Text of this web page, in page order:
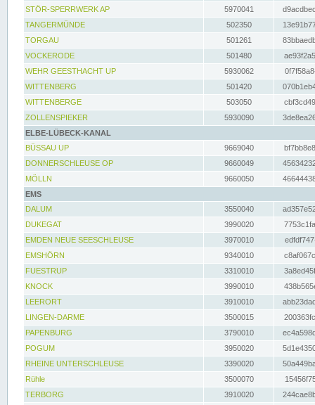
STÖR-SPERRWERK AP 5970041
TANGERMÜNDE
502350
TORGAU
501261
VOCKERODE
501480
WEHR GEESTHACHT UP
5930062
WITTENBERG
501420
WITTENBERGE
503050
ZOLLENSPIEKER
5930090
ELBE-LÜBECK-KANAL
BÜSSAU UP
9669040
DONNERSCHLEUSE OP
9660049
MÖLLN
9660050
EMS
DALUM
3550040
DUKEGAT
3990020
EMDEN NEUE SEESCHLEUSE
3970010
EMSHÖRN
9340010
FUESTRUP
3310010
KNOCK
3990010
LEERORT
3910010
LINGEN-DARME
3500015
PAPENBURG
3790010
POGUM
3950020
RHEINE UNTERSCHLEUSE
3390020
Rühle
3500070
TERBORG
3910020